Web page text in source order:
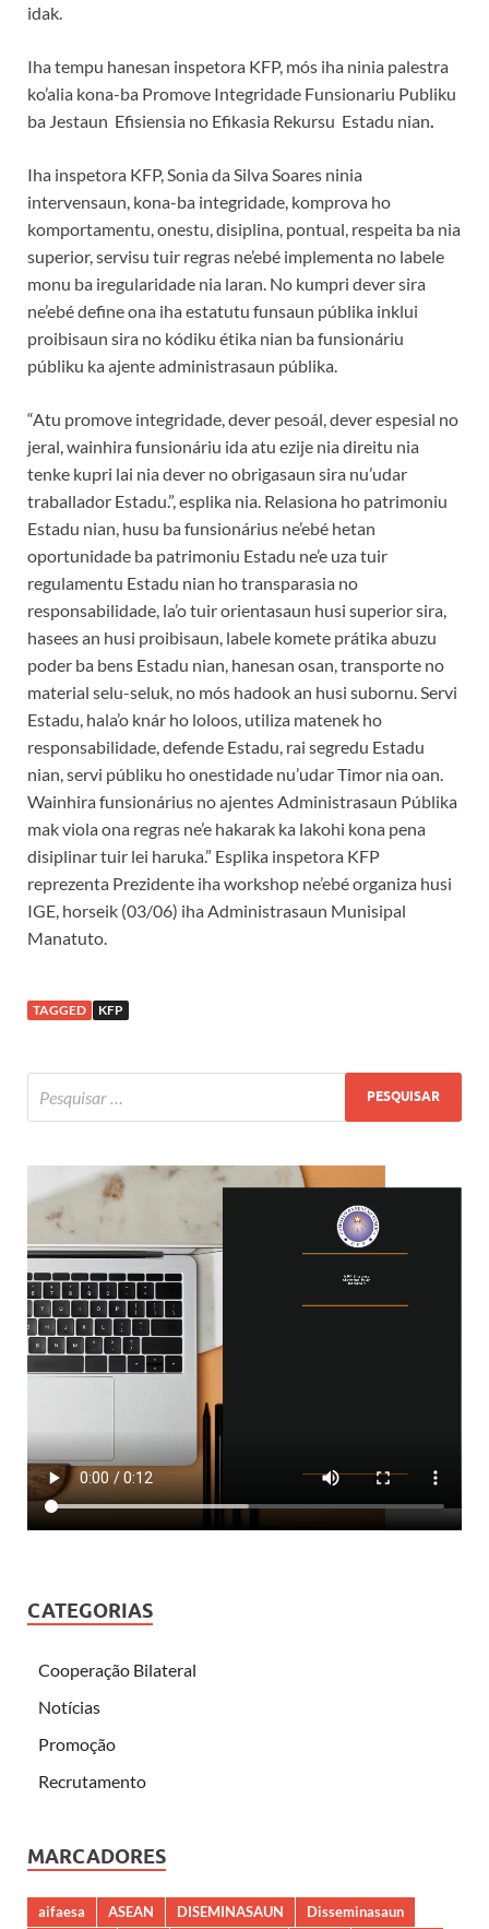
idak.
Iha tempu hanesan inspetora KFP, mós iha ninia palestra
ko’alia kona-ba Promove Integridade Funsionariu Publiku
ba Jestaun Efisiensia no Efikasia Rekursu Estadu nian.
Iha inspetora KFP, Sonia da Silva Soares ninia
intervensaun, kona-ba integridade, komprova ho
komportamentu, onestu, disiplina, pontual, respeita ba nia
superior, servisu tuir regras ne’ebé implementa no labele
monu ba iregularidade nia laran. No kumpri dever sira
ne’ebé define ona iha estatutu funsaun públika inklui
proibisaun sira no kódiku étika nian ba funsionáriu
públiku ka ajente administrasaun públika.
“Atu promove integridade, dever pesoál, dever espesial no
jeral, wainhira funsionáriu ida atu ezije nia direitu nia
tenke kupri lai nia dever no obrigasaun sira nu’udar
traballador Estadu.”, esplika nia. Relasiona ho patrimoniu
Estadu nian, husu ba funsionárius ne’ebé hetan
oportunidade ba patrimoniu Estadu ne’e uza tuir
regulamentu Estadu nian ho transparasia no
responsabilidade, la’o tuir orientasaun husi superior sira,
hasees an husi proibisaun, labele komete prátika abuzu
poder ba bens Estadu nian, hanesan osan, transporte no
material selu-seluk, no mós hadook an husi subornu. Servi
Estadu, hala’o knár ho loloos, utiliza matenek ho
responsabilidade, defende Estadu, rai segredu Estadu
nian, servi públiku ho onestidade nu’udar Timor nia oan.
Wainhira funsionárius no ajentes Administrasaun Públika
mak viola ona regras ne’e hakarak ka lakohi kona pena
disiplinar tuir lei haruka.” Esplika inspetora KFP
reprezenta Prezidente iha workshop ne’ebé organiza husi
IGE, horseik (03/06) iha Administrasaun Munisipal
Manatuto.
TAGGED KFP
CATEGORIAS
Cooperação Bilateral
Notícias
Promoção
Recrutamento
MARCADORES
aifaesa ASEAN DISEMINASAUN Disseminasaun